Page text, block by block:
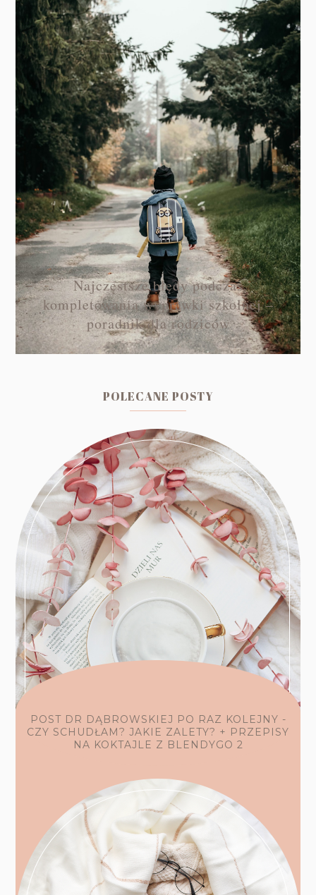
Najczęstsze błędy podczas
kompletowania wyprawki szkolnej –
poradnik dla rodziców
POLECANE POSTY
POST DR DĄBROWSKIEJ PO RAZ KOLEJNY -
CZY SCHUDŁAM? JAKIE ZALETY? + PRZEPISY
NA KOKTAJLE Z BLENDYGO 2